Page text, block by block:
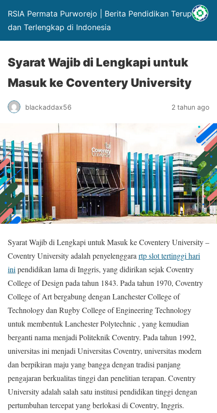
RSIA Permata Purworejo | Berita Pendidikan Terupdate
dan Terlengkap di Indonesia
Syarat Wajib di Lengkapi untuk
Masuk ke Coventery University
blackaddax56 2 tahun ago
Syarat Wajib di Lengkapi untuk Masuk ke Coventery University –
Coventry University adalah penyelenggara rtp slot tertinggi hari
ini pendidikan lama di Inggris, yang didirikan sejak Coventry
College of Design pada tahun 1843. Pada tahun 1970, Coventry
College of Art bergabung dengan Lanchester College of
Technology dan Rugby College of Engineering Technology
untuk membentuk Lanchester Polytechnic , yang kemudian
berganti nama menjadi Politeknik Coventry. Pada tahun 1992,
universitas ini menjadi Universitas Coventry, universitas modern
dan berpikiran maju yang bangga dengan tradisi panjang
pengajaran berkualitas tinggi dan penelitian terapan. Coventry
University adalah salah satu institusi pendidikan tinggi dengan
pertumbuhan tercepat yang berlokasi di Coventry, Inggris.